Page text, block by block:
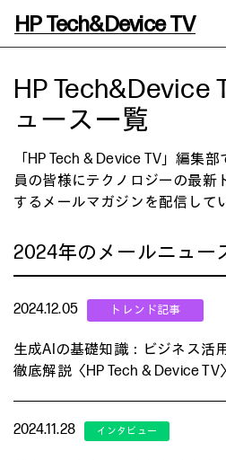
HP Tech&Device TV
全てのコンテンツ
AIの進化と活用事例
製品トレンド & レビュー
サイバーセキュリティ
自治体・公共
プリンター
事例
イベン
AI PC
Poly
タグ一覧
イベント・セミナー情報
コラム一覧
ご相談
日本HP 公式Webサイト
HP Tech&Device TV 内のコンテンツを検
HP Tech&Device
ュース一覧
「HP Tech & Device TV」編集
員の皆様にテクノロジーの最新
するメールマガジンを配信して
2024年のメールニュー
2024.12.05
生成AIの基礎知識：ビジネス活
徹底解説〈HP Tech & Device TV〉
2024.11.28